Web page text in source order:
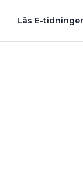
Läs E-